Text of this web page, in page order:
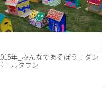
年_みんなであそぼう！ダン
ールタウン